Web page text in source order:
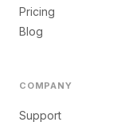
Pricing
Blog
COMPANY
Support